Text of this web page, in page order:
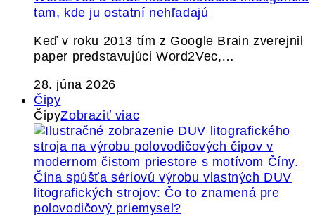
tam, kde ju ostatní nehľadajú
Keď v roku 2013 tím z Google Brain zverejnil
paper predstavujúci Word2Vec,…
28. júna 2026
Čipy
ČipyZobraziť viac
Čína spúšťa sériovú výrobu vlastných DUV
litografických strojov: Čo to znamená pre
polovodičový priemysel?